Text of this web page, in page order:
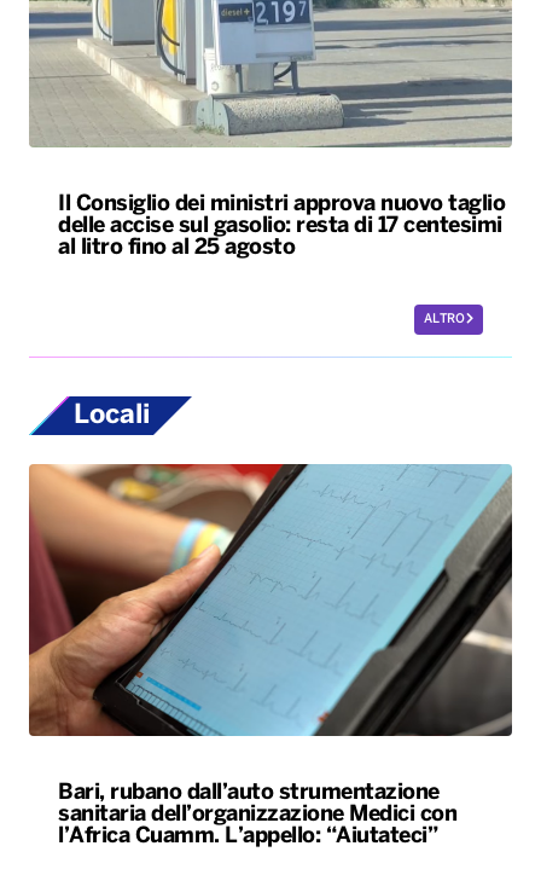
Il Consiglio dei ministri approva nuovo taglio
delle accise sul gasolio: resta di 17 centesimi
al litro fino al 25 agosto
ALTRO
Locali
Bari, rubano dall’auto strumentazione
sanitaria dell’organizzazione Medici con
l’Africa Cuamm. L’appello: “Aiutateci”